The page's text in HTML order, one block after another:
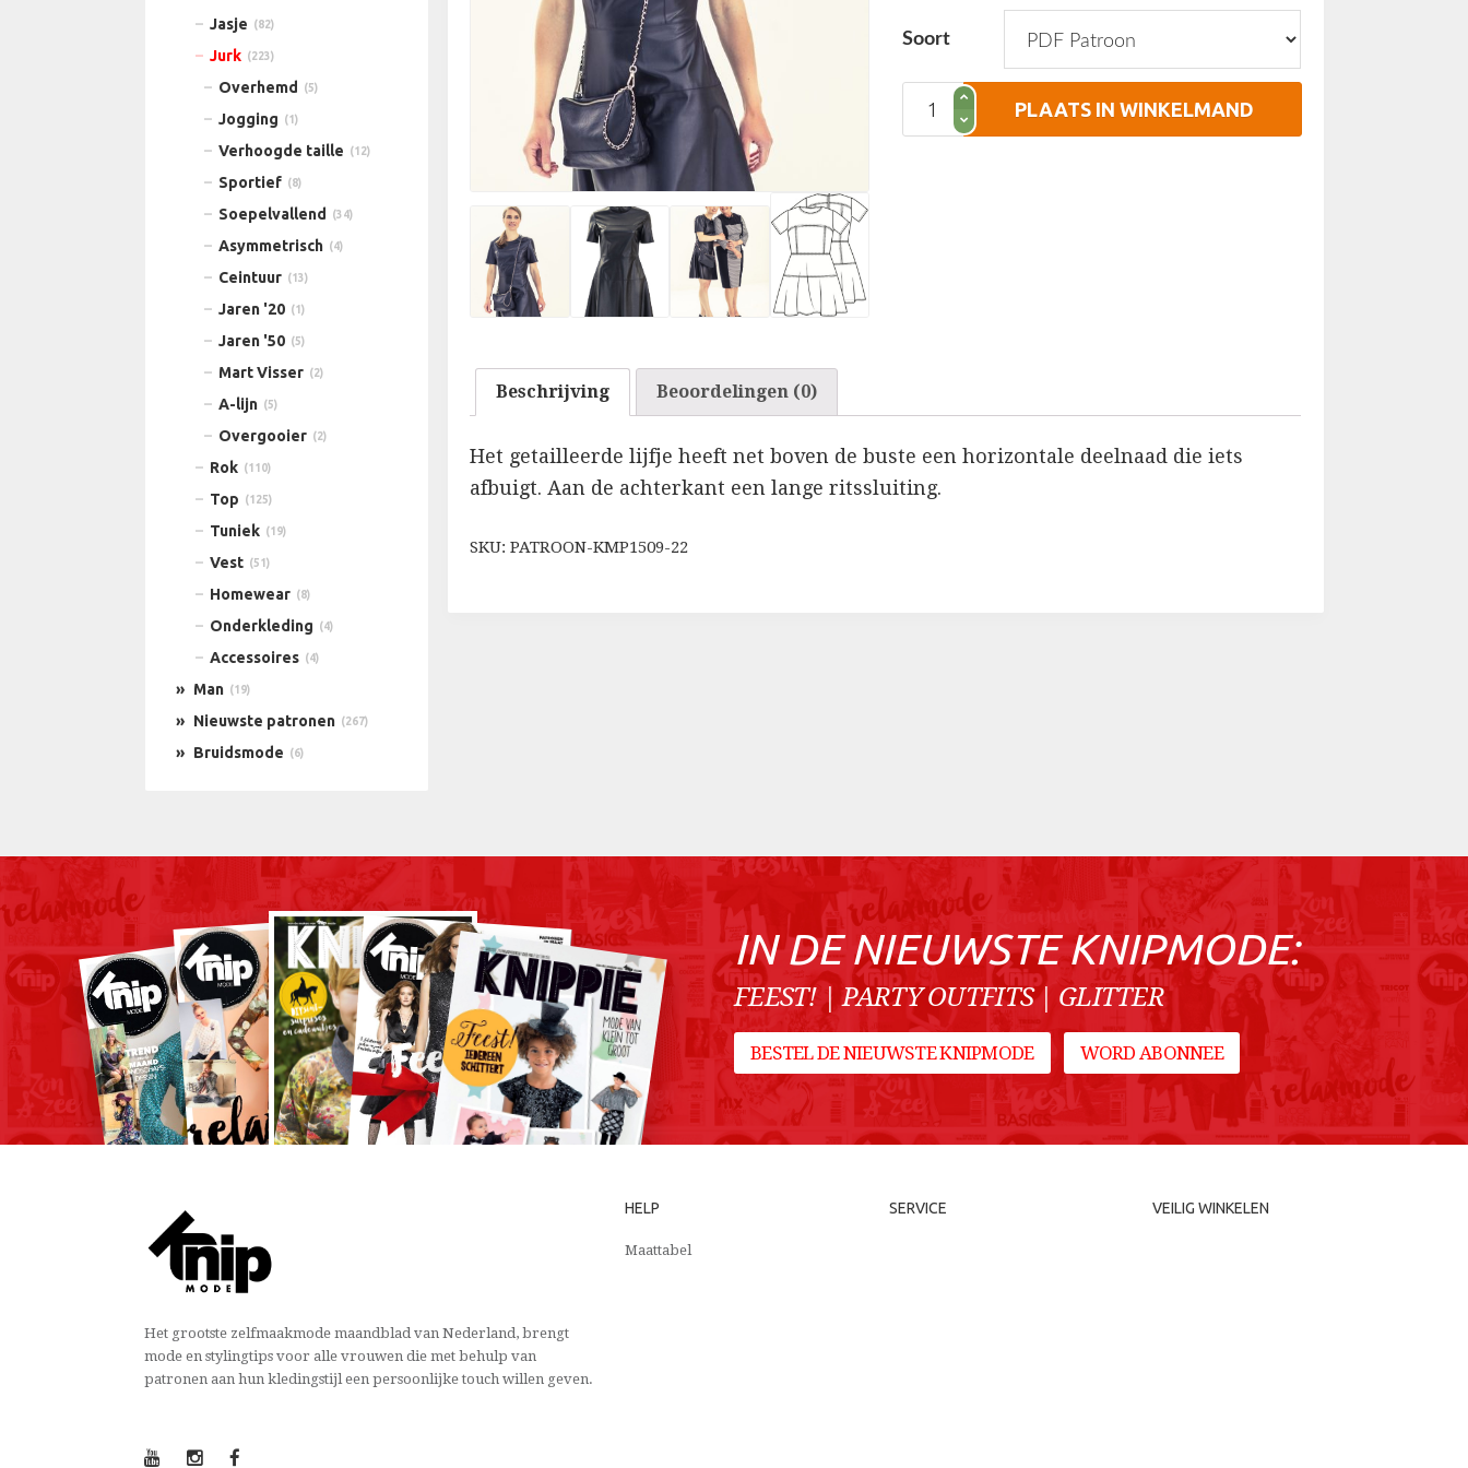
Soort
aantal
PLAATS IN WINKELMAND
Beschrijving Beoordelingen (0)
Het getailleerde lijfje heeft net boven de buste een horizontale deelnaad die iets
afbuigt. Aan de achterkant een lange ritssluiting.
SKU: PATROON-KMP1509-22
Jasje (82)
Jurk (223)
Overhemd (5)
Jogging (1)
Verhoogde taille (12)
Sportief (8)
Soepelvallend (34)
Asymmetrisch (4)
Ceintuur (13)
Jaren '20 (1)
Jaren '50 (5)
Mart Visser (2)
A-lijn (5)
Overgooier (2)
Rok (110)
Top (125)
Tuniek (19)
Vest (51)
Homewear (8)
Onderkleding (4)
Accessoires (4)
Man (19)
Nieuwste patronen (267)
Bruidsmode (6)
IN DE NIEUWSTE KNIPMODE:
FEEST! | PARTY OUTFITS | GLITTER
BESTEL DE NIEUWSTE KNIPMODE WORD ABONNEE
Het grootste zelfmaakmode maandblad van Nederland, brengt
mode en stylingtips voor alle vrouwen die met behulp van
patronen aan hun kledingstijl een persoonlijke touch willen geven.
HELP
Maattabel
SERVICE VEILIG WINKELEN